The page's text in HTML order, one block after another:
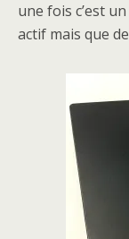
une fois c’est
actif mais que